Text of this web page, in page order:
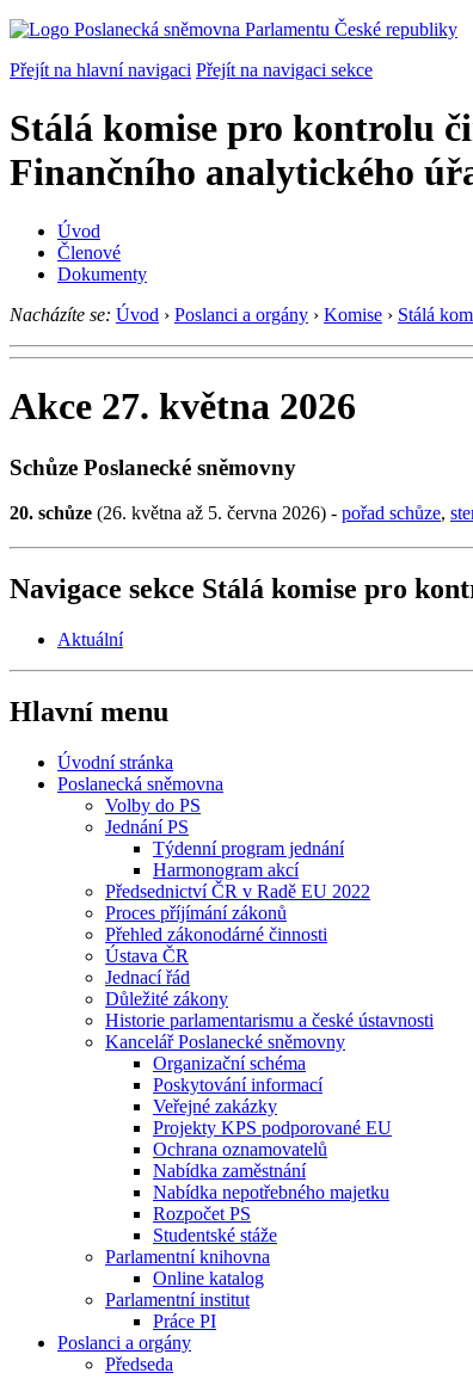
Přejít na hlavní navigaci Přejít na navigaci sekce
Stálá komise pro kontrolu
Finančního analytického
Úvod
Členové
Dokumenty
Nacházíte se: Úvod › Poslanci a orgány › Komise › Stálá
Akce 27. května 2026
Schůze Poslanecké sněmovny
20. schůze (26. května až 5. června 2026) - pořad schůze,
Navigace sekce Stálá komise pro
Aktuální
Hlavní menu
Úvodní stránka
Poslanecká sněmovna
Volby do PS
Jednání PS
Týdenní program jednání
Harmonogram akcí
Předsednictví ČR v Radě EU 2022
Proces příjímání zákonů
Přehled zákonodárné činnosti
Ústava ČR
Jednací řád
Důležité zákony
Historie parlamentarismu a české ústavnosti
Kancelář Poslanecké sněmovny
Organizační schéma
Poskytování informací
Veřejné zakázky
Projekty KPS podporované EU
Ochrana oznamovatelů
Nabídka zaměstnání
Nabídka nepotřebného majetku
Rozpočet PS
Studentské stáže
Parlamentní knihovna
Online katalog
Parlamentní institut
Práce PI
Poslanci a orgány
Předseda